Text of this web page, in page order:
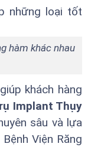
hàm khác nhau
khách hàng
Implant Thụy
sâu và lựa
Viện Răng